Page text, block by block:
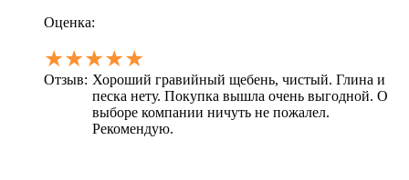
Оценка:
★★★★★
Отзыв: Хороший гравийный щебень, чистый. Глина и
песка нету. Покупка вышла очень выгодной. О
выборе компании ничуть не пожалел.
Рекомендую.